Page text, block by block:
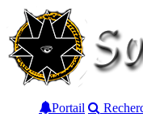
Portail